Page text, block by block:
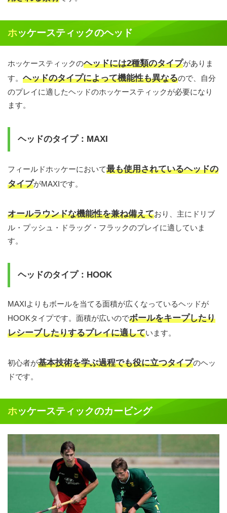
ホッケースティックのヘッド
ホッケースティックのヘッドには2種類のタイプがありま
す。 ヘッドのタイプによって機能性も異なるので、自分
のプレイに適したヘッドのホッケースティックが必要になり
ます。
ヘッドのタイプ：MAXI
フィールドホッケーにおいて最も使用されているヘッドの
タイプがMAXIです。
オールラウンドな機能性を兼ね備えており、主にドリブ
ル・プッシュ・ドラッグ・フラックのプレイに適していま
す。
ヘッドのタイプ：HOOK
MAXIよりもボールを当てる面積が広くなっているヘッドが
HOOKタイプです。面積が広いのでボールをキープしたり
レシーブしたりするプレイに適しています。
初心者が基本技術を学ぶ過程でも役に立つタイプのヘッ
ドです。
ホッケースティックのカービング